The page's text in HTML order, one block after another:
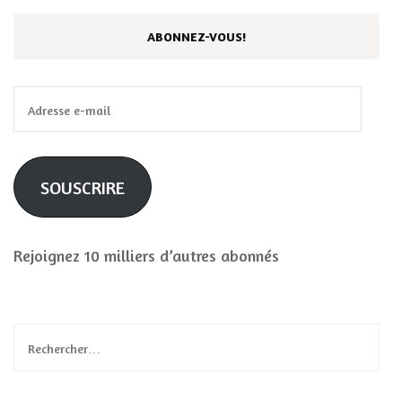
ABONNEZ-VOUS!
e-
mail
SOUSCRIRE
Rejoignez 10 milliers d’autres abonnés
Rechercher :